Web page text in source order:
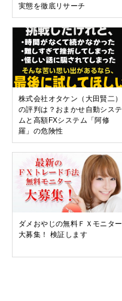
実態を徹底リサーチ
株式会社オタケン（大田賢二）
の評判は？おまかせ自動システ
ムと高額FXシステム「阿修
羅」の危険性
ダメおやじの無料ＦＸモニター
大募集！ 検証します